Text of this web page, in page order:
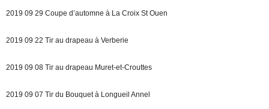
2019 09 29 Coupe d’automne à La Croix St Ouen
2019 09 22 Tir au drapeau à Verberie
2019 09 08 Tir au drapeau Muret-et-Crouttes
2019 09 07 Tir du Bouquet à Longueil Annel